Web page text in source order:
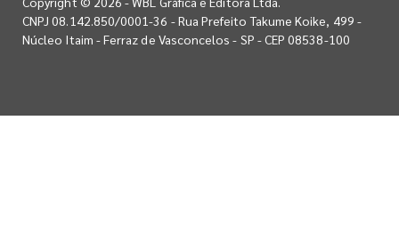
CNPJ 08.142.850/0001-36 - Rua Prefeito Takume Koike, 499 -
Núcleo Itaim - Ferraz de Vasconcelos - SP - CEP 08538-100